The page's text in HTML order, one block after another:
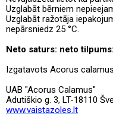
Uzglabāt bērniem
Uzglabāt ražotāja
nepārsniedz 25 °C.
Neto saturs: neto
Izgatavots Acorus
UAB "Acorus Calamus"
Adutiškio g. 3, LT-18110
www.vaistazoles.lt